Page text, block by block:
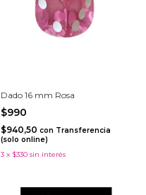
Dado 16 mm Rosa
$990
$940,50 con Transferencia
(solo online)
3 x $330 sin interés